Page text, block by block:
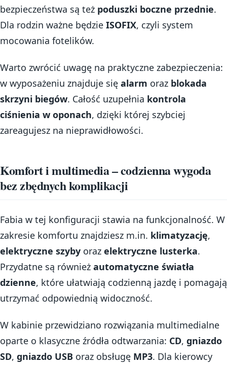
bezpieczeństwa są też poduszki boczne przednie.
Dla rodzin ważne będzie ISOFIX, czyli system
mocowania fotelików.
Warto zwrócić uwagę na praktyczne zabezpieczenia:
w wyposażeniu znajduje się alarm oraz blokada
skrzyni biegów. Całość uzupełnia kontrola
ciśnienia w oponach, dzięki której szybciej
zareagujesz na nieprawidłowości.
Komfort i multimedia – codzienna wygoda
bez zbędnych komplikacji
Fabia w tej konfiguracji stawia na funkcjonalność. W
zakresie komfortu znajdziesz m.in. klimatyzację,
elektryczne szyby oraz elektryczne lusterka.
Przydatne są również automatyczne światła
dzienne, które ułatwiają codzienną jazdę i pomagają
utrzymać odpowiednią widoczność.
W kabinie przewidziano rozwiązania multimedialne
oparte o klasyczne źródła odtwarzania: CD, gniazdo
SD, gniazdo USB oraz obsługę MP3. Dla kierowcy